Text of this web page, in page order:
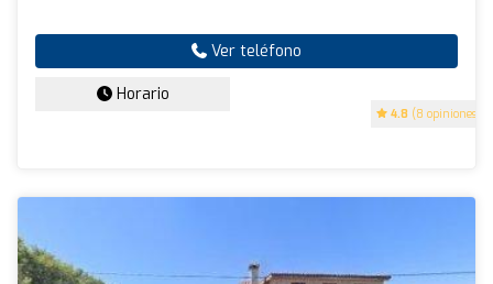
4.8 (8 opiniones)
Ver teléfono
Horario